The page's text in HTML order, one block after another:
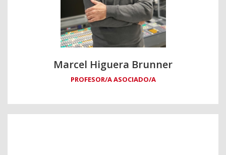
Marcel Higuera Brunner
PROFESOR/A ASOCIADO/A